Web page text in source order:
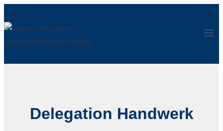
Inhalt
springen
Delegation Handwerk